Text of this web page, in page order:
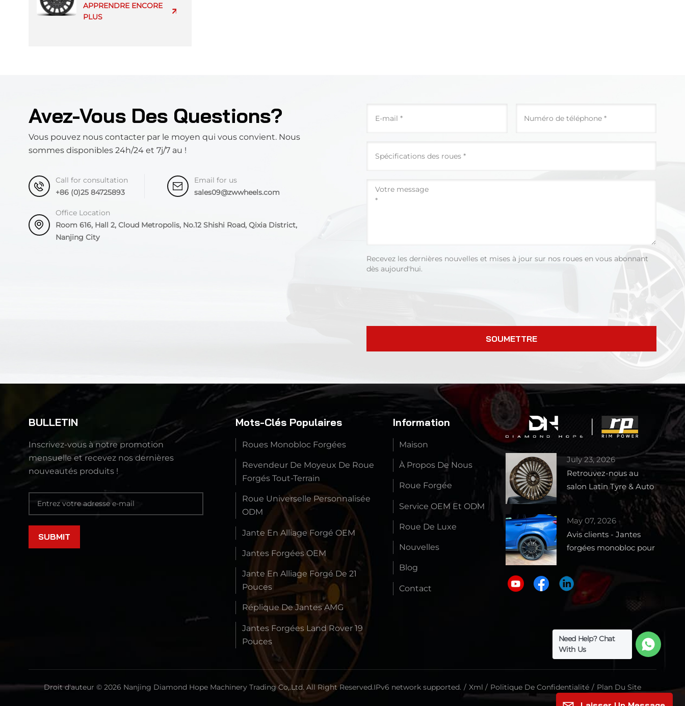
APPRENDRE ENCORE
PLUS
Avez-Vous Des Questions?
Vous pouvez nous contacter par le moyen qui vous convient. Nous
sommes disponibles 24h/24 et 7j/7 au !
Call for consultation
+86 (0)25 84725893
Email for us
sales09@zwwheels.com
Office Location
Room 616, Hall 2, Cloud Metropolis, No.12 Shishi Road, Qixia District,
Nanjing City
Recevez les dernières nouvelles et mises à jour sur nos roues en vous abonnant
dès aujourd'hui.
SOUMETTRE
BULLETIN
Inscrivez-vous à notre promotion
mensuelle et recevez nos dernières
nouveautés produits !
Mots-Clés Populaires
Roues Monobloc Forgées
Revendeur De Moyeux De Roue
Forgés Tout-Terrain
Roue Universelle Personnalisée
ODM
Jante En Alliage Forgé OEM
Jantes Forgées OEM
Jante En Alliage Forgé De 21
Pouces
Réplique De Jantes AMG
Jantes Forgées Land Rover 19
Pouces
Information
Maison
À Propos De Nous
Roue Forgée
Service OEM Et ODM
Roue De Luxe
Nouvelles
Blog
Contact
July 23, 2026
Retrouvez-nous au
salon Latin Tyre & Auto
Parts Expo 2026 –
Stand 1727
May 07, 2026
Avis clients - Jantes
forgées monobloc pour
Droit d'auteur © 2026 Nanjing Diamond Hope Machinery Trading Co,.Ltd. All Right Reserved.IPv6 network supported. / Xml / Politique De Confidentialité / Plan Du Site
Need Help? Chat
With Us